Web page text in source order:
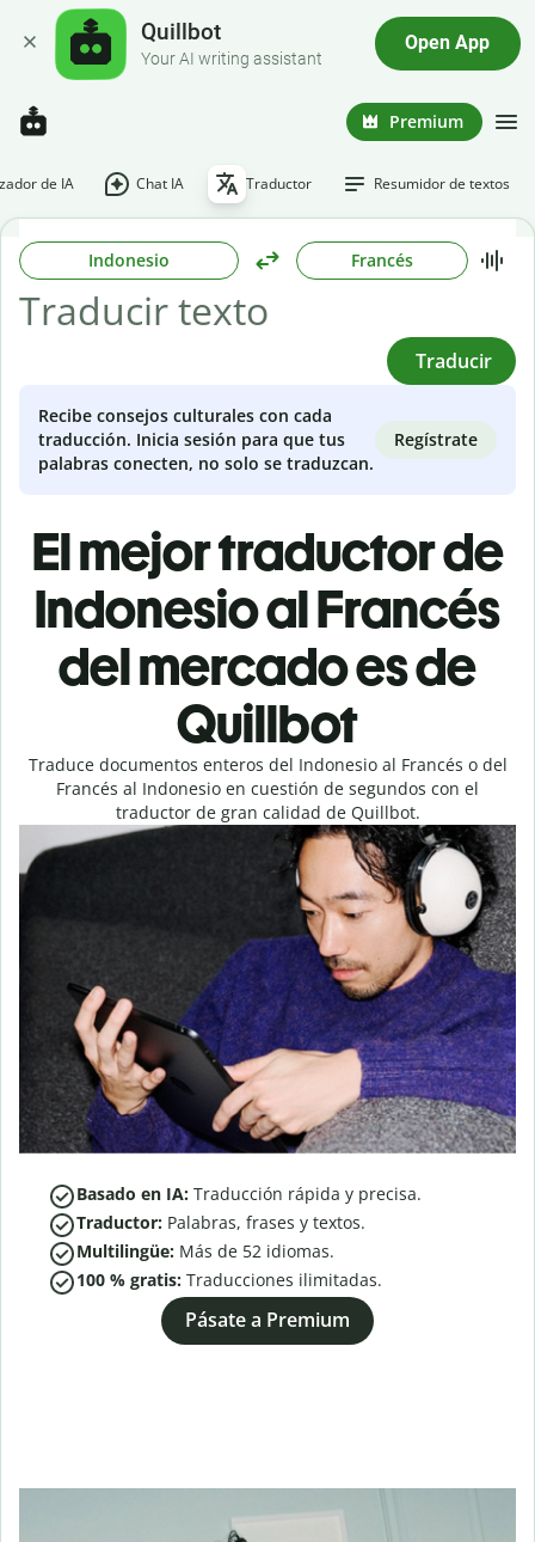
Quillbot
Your AI writing assistant
Open App
Premium
de IA Chat IA Traductor Resumidor de textos
Indonesio Francés
Traducir
Recibe consejos culturales con cada
traducción. Inicia sesión para que tus
palabras conecten, no solo se traduzcan.
Regístrate
El mejor traductor de
Indonesio al Francés
del mercado es de
Quillbot
Traduce documentos enteros del Indonesio al Francés o del
Francés al Indonesio en cuestión de segundos con el
traductor de gran calidad de Quillbot.
Basado en IA: Traducción rápida y precisa.
Traductor: Palabras, frases y textos.
Multilingüe: Más de 52 idiomas.
100 % gratis: Traducciones ilimitadas.
Pásate a Premium